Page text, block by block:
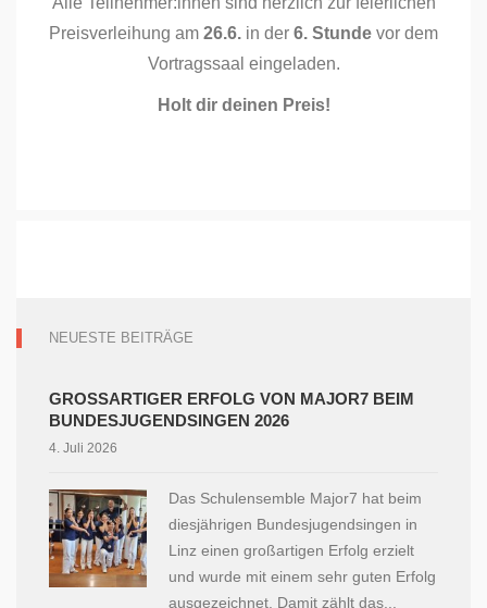
Preisverleihung am 26.6. in der 6. Stunde vor dem
Vortragssaal eingeladen.
Holt dir deinen Preis!
NEUESTE BEITRÄGE
GROSSARTIGER ERFOLG VON MAJOR7 BEIM B
UNDESJUGENDSINGEN 2026
4. Juli 2026
Das Schulensemble Major7 hat beim
diesjährigen Bundesjugendsingen in
Linz einen großartigen Erfolg erzielt
und wurde mit einem sehr guten Erfolg
ausgezeichnet. Damit zählt das...